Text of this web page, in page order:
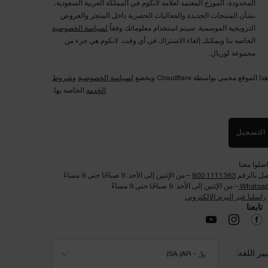
المحدودة، الموزع المعتمد لعلامة لانكوم في المملكة العربية السعودية،
بشأن المنتجات الجديدة والفعاليات الحصرية داخل المتجر والعروض
الترويجية الموسمية. سيتم استخدام معلوماتك وفقاً
لسياسة الخصوصية
الخاصة بنا ويمكنك إلغاء الاشتراك في أي وقت. لانكوم هي جزء من
مجموعة لوريال.
هذا الموقع محمي بواسطة Cloudflare ويخضع لسياسة الخصوصية وشروط
الخدمة الخاصة بها.
التسجيل
معنا
بالرقم 1111363 800
– من الإثنين إلى الأحد: 9 صباحًا حتى 9 مساءً
– من الإثنين إلى الأحد: 9 صباحًا حتى 9 مساءً
راسلنا عبر البريد الإلكتروني
تابعنا​
اللغة: ﷼ - SA (AR)